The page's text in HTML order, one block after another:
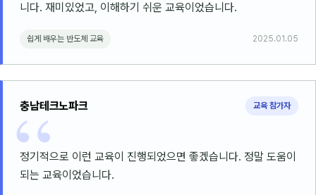
니다. 재미있었고, 이해하기 쉬운 교육이었습니다.
쉽게 배우는 반도체 교육 2025.01.05
충남테크노파크 교육 참가자
정기적으로 이런 교육이 진행되었으면 좋겠습니다. 정말 도움이
되는 교육이었습니다.